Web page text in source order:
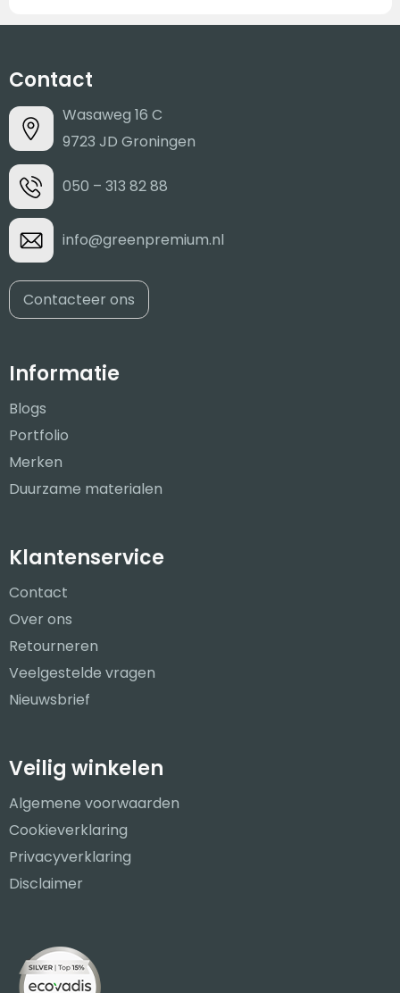
Contact
Wasaweg 16 C
9723 JD Groningen
050 – 313 82 88
info@greenpremium.nl
Contacteer ons
Informatie
Blogs
Portfolio
Merken
Duurzame materialen
Klantenservice
Contact
Over ons
Retourneren
Veelgestelde vragen
Nieuwsbrief
Veilig winkelen
Algemene voorwaarden
Cookieverklaring
Privacyverklaring
Disclaimer